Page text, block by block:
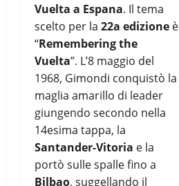
Vuelta a Espana. Il tema
scelto per la 22a edizione è
“Remembering the
Vuelta”. L’8 maggio del
1968, Gimondi conquistò la
maglia amarillo di leader
giungendo secondo nella
14esima tappa, la
Santander-Vitoria e la
portò sulle spalle fino a
Bilbao, suggellando il